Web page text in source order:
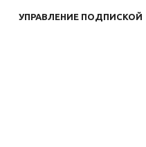
УПРАВЛЕНИЕ ПОДПИСКОЙ